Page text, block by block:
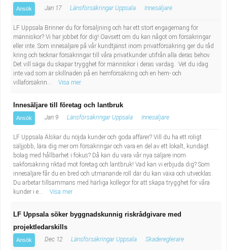
Ansök Jan 17 Länsförsäkringar Uppsala Innesäljare
LF Uppsala Brinner du för försäljning och har ett stort engagemang för
människor? Vi har jobbet för dig! Oavsett om du kan något om försäkringar
eller inte. Som innesäljare på vår kundtjänst inom privatförsäkring ger du råd
kring och tecknar försäkringar till våra privatkunder utifrån alla deras behov.
Det vill säga du skapar trygghet för människor i deras vardag. Vet du idag
inte vad som är skillnaden på en hemförsäkring och en hem- och
villaförsäkrin...
Visa mer
Innesäljare till företag och lantbruk
Ansök Jan 9 Länsförsäkringar Uppsala Innesäljare
LF Uppsala Älskar du nöjda kunder och goda affärer? Vill du ha ett roligt
säljjobb, lära dig mer om försäkringar och vara en del av ett lokalt, kundägt
bolag med hållbarhet i fokus? Då kan du vara vår nya säljare inom
sakförsäkring riktad mot företag och lantbruk! Vad kan vi erbjuda dig? Som
innesäljare får du en bred och utmanande roll där du kan växa och utvecklas.
Du arbetar tillsammans med härliga kollegor för att skapa trygghet för våra
kunder i e...
Visa mer
LF Uppsala söker byggnadskunnig riskrådgivare med
projektledarskills
Ansök Dec 12 Länsförsäkringar Uppsala Skadereglerare